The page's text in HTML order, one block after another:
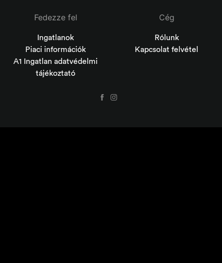
Fedezze fel
Ingatlanok
Piaci információk
A1 Ingatlan adatvédelmi
tájékoztató
Cég
Rólunk
Kapcsolat felvétel